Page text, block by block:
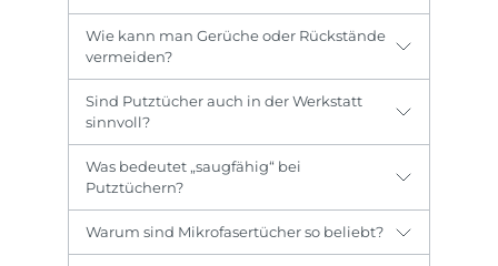
Wie kann man Gerüche oder Rückstände
vermeiden?
Sind Putztücher auch in der Werkstatt
sinnvoll?
Was bedeutet „saugfähig“ bei
Putztüchern?
Warum sind Mikrofasertücher so beliebt?